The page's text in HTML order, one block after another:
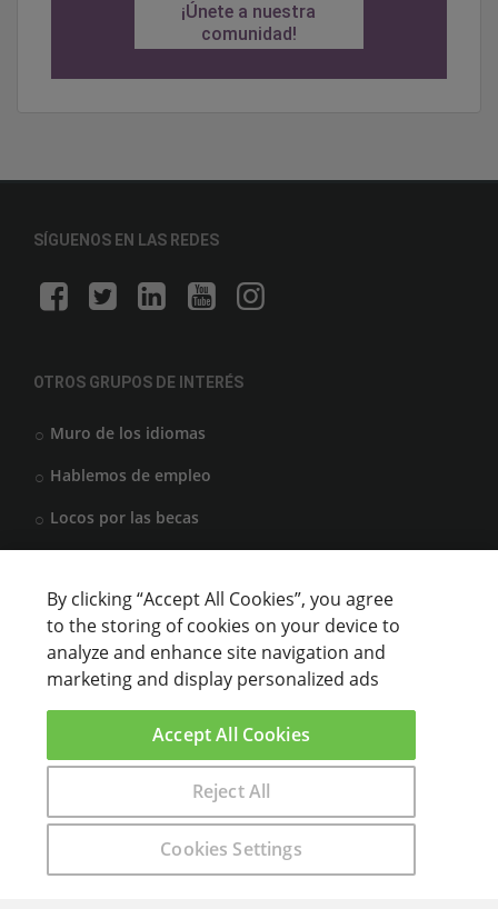
Encuentra aquí el curso que buscas
¡Únete a nuestra
comunidad!
SÍGUENOS EN LAS REDES
OTROS GRUPOS DE INTERÉS
Muro de los idiomas
Hablemos de empleo
Locos por las becas
CENTROS DE FORMACIÓN
Anunciar cursos
USUARIOS
Aviso legal
By clicking “Accept All Cookies”, you agree
to the storing of cookies on your device to
analyze and enhance site navigation and
marketing and display personalized ads
Cookies Settings
Reject All
Accept All Cookies